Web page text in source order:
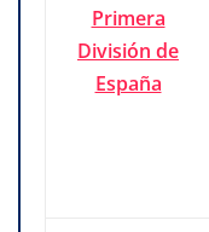
Primera
División de
España